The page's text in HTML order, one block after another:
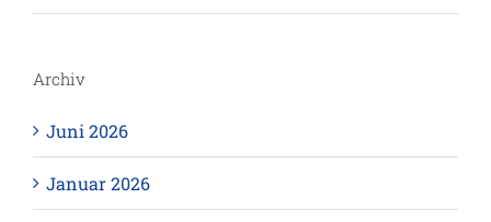
Archiv
Juni 2026
Januar 2026